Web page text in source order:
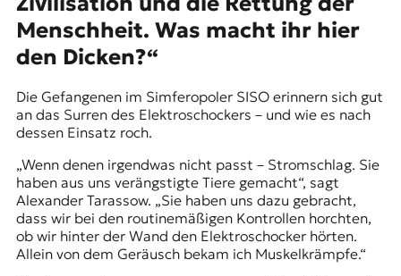
Menschheit. Was macht ihr hier
den Dicken?“
Die Gefangenen im Simferopoler SISO erinnern sich gut
an das Surren des Elektroschockers – und wie es nach
dessen Einsatz roch.
„Wenn denen irgendwas nicht passt – Stromschlag. Sie
haben aus uns verängstigte Tiere gemacht“, sagt
Alexander Tarassow. „Sie haben uns dazu gebracht,
dass wir bei den routinemäßigen Kontrollen horchten,
ob wir hinter der Wand den Elektroschocker hörten.
Allein von dem Geräusch bekam ich Muskelkrämpfe.“